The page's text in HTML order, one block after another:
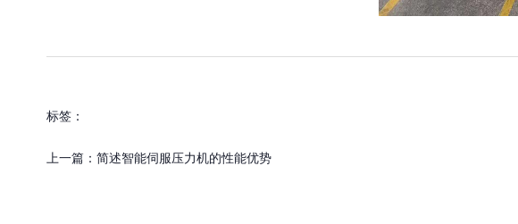
标签：
上一篇： 简述智能伺服压力机的性能优势